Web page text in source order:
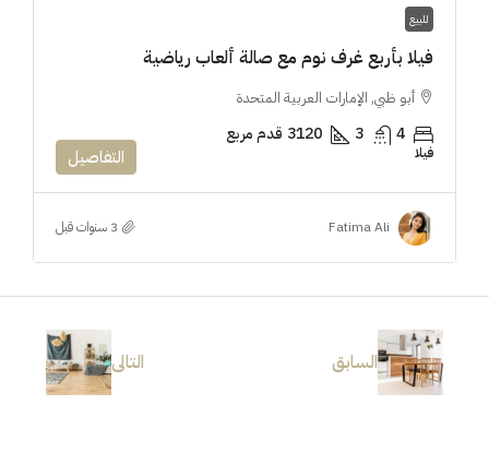
للبيع
فيلا بأربع غرف نوم مع صالة ألعاب رياضية
أبو ظبي, الإمارات العربية المتحدة
4
3
3120 قدم مربع
فيلا التفاصيل
Fatima Ali
السابق التالى